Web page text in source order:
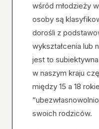
wśród młodzieży
osoby są
dorośli z
wykształcenia lub
jest to
w naszym kraju
między 15 a 18
swoich rodziców.